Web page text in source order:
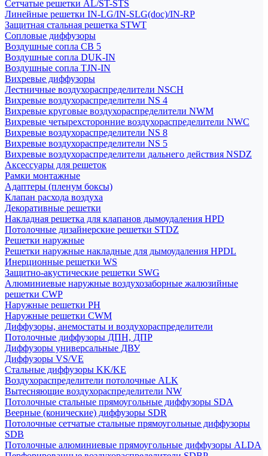
Сетчатые решетки AL/ST-STS
Линейные решетки IN-LG/IN-SLG(doc)/IN-RP
Защитная стальная решетка STWT
Сопловые диффузоры
Воздушные сопла СВ 5
Воздушные сопла DUK-IN
Воздушные сопла TJN-IN
Вихревые диффузоры
Лестничные воздухораспределители NSCH
Вихревые воздухораспределители NS 4
Вихревые круговые воздухораспределители NWM
Вихревые четырехсторонние воздухораспределители NWC
Вихревые воздухораспределители NS 8
Вихревые воздухораспределители NS 5
Вихревые воздухораспределители дальнего действия NSDZ
Аксессуары для решеток
Рамки монтажные
Адаптеры (пленум боксы)
Клапан расхода воздуха
Декоративные решетки
Накладная решетка для клапанов дымоудаления HPD
Потолочные дизайнерские решетки STDZ
Решетки наружные
Решетки наружные накладные для дымоудаления HPDL
Инерционные решетки WS
Защитно-акустические решетки SWG
Алюминиевые наружные воздухозаборные жалюзийные
решетки CWP
Наружные решетки РН
Наружные решетки CWM
Диффузоры, анемостаты и воздухораспределители
Потолочные диффузоры ДПН, ДПР
Диффузоры универсальные ДВУ
Диффузоры VS/VE
Стальные диффузоры KK/KE
Воздухораспределители потолочные ALK
Вытесняющие воздухораспределители NW
Потолочные стальные прямоугольные диффузоры SDA
Веерные (конические) диффузоры SDR
Потолочные сетчатые стальные прямоугольные диффузоры
SDB
Потолочные алюминиевые прямоугольные диффузоры ALDA